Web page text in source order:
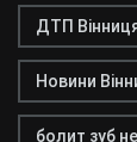
ДТП
Новини
болит зуб